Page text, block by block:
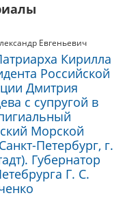
Евгеньевич
Кирилла
Российской
Дмитрия
с супругой в
Морской
Петербург, г.
Губернатор
Г. С.